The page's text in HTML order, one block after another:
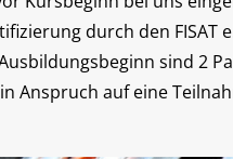
durch den
sind 2
Anspruch auf eine